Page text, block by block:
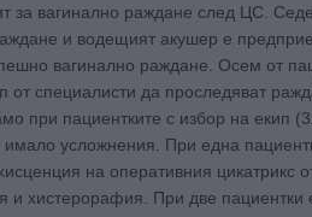
за вагинално раждане след ЦС.
и водещият акушер е
вагинално раждане. Осем от
от специалисти да проследяват
при пациентките с избор на екип
имало усложнения. При една
на оперативния
и хистерорафия. При две